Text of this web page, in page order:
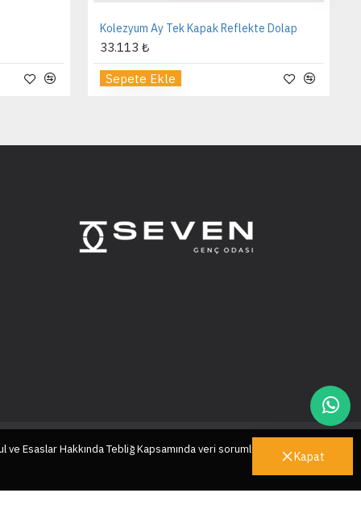
Kolezyum Ay Tek Kapak Reflekte Dolap
33.113 ₺
Sepete Ekle
Kapat
Esaslar Hakkında Tebliğ Kapsamında veri sorumlusu sıfatıyla